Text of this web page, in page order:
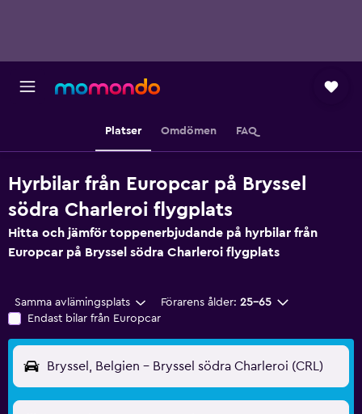
Platser Omdömen FAQ
Hyrbilar från Europcar på Bryssel
södra Charleroi flygplats
Hitta och jämför toppenerbjudande på hyrbilar från
Europcar på Bryssel södra Charleroi flygplats
Samma avlämingsplats Förarens ålder: 25-65
Endast bilar från Europcar
Bryssel, Belgien - Bryssel södra Charleroi (CRL)